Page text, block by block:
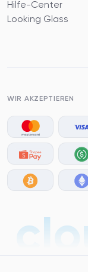
Hilfe-Center
Looking Glass
WIR AKZEPTIEREN